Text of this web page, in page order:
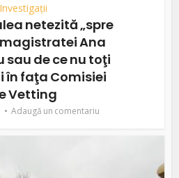
Investigații
netezită „spre
Ana
sau de ce nu toţi
în faţa Comisiei
Vetting
Adaugă un comentariu